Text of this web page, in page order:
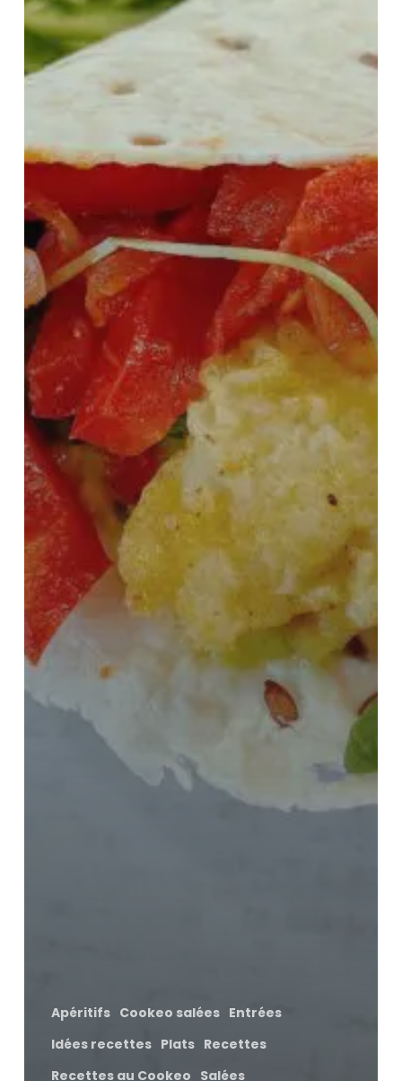
Apéritifs Cookeo salées Entrées
Idées recettes Plats Recettes
Recettes au Cookeo Salées